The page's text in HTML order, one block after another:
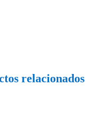
relacionados